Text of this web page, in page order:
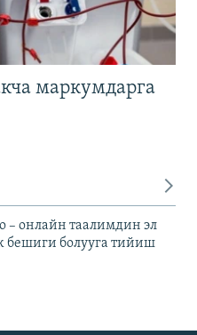
маркумдарга
– онлайн таалимдин эл
бешиги болууга тийиш